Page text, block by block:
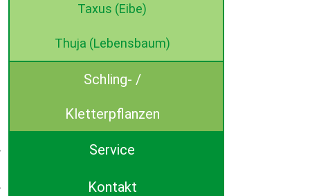
Taxus (Eibe)
Thuja (Lebensbaum)
Schling- /
Kletterpflanzen
Service
Kontakt